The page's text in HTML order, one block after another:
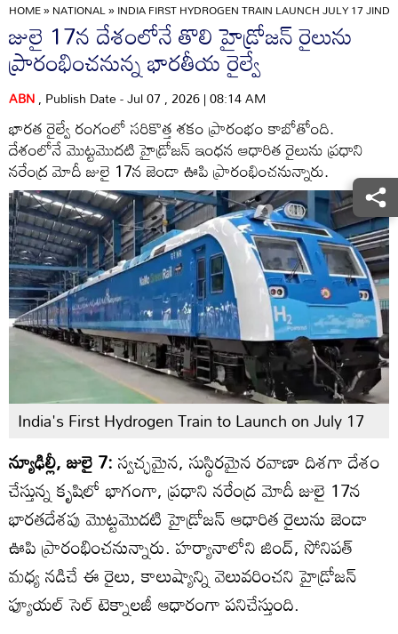
HOME»NATIONAL»INDIA FIRST HYDROGEN TRAIN LAUNCH JULY 17 JIND
జులై 17న దేశంలోనే తొలి హైడ్రోజన్ రైలును
ప్రారంభించనున్న భారతీయ రైల్వే
ABN, Publish Date - Jul 07 , 2026 | 08:14 AM
భారత రైల్వే రంగంలో సరికొత్త శకం ప్రారంభం కాబోతోంది.
దేశంలోనే మొట్టమొదటి హైడ్రోజన్ ఇంధన ఆధారిత రైలును ప్రధాని
నరేంద్ర మోదీ జులై 17న జెండా ఊపి ప్రారంభించనున్నారు.
India's First Hydrogen Train to Launch on July 17
న్యూఢిల్లీ, జులై 7:స్వచ్ఛమైన, సుస్థిరమైన రవాణా దిశగా దేశం
చేస్తున్న కృషిలో భాగంగా, ప్రధాని నరేంద్ర మోదీ జులై 17న
భారతదేశపు మొట్టమొదటి హైడ్రోజన్ ఆధారిత రైలును జెండా
ఊపి ప్రారంభించనున్నారు. హర్యానాలోని జింద్, సోనిపత్
మధ్య నడిచే ఈ రైలు, కాలుష్యాన్ని వెలువరించని హైడ్రోజన్
ఫ్యూయల్ సెల్ టెక్నాలజీ ఆధారంగా పనిచేస్తుంది.